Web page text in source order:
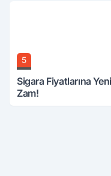
5
Sigara Fiyatlarına Yeni
Zam!